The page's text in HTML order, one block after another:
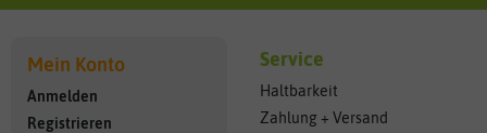
Mein Konto
Anmelden
Registrieren
Service
Haltbarkeit
Zahlung + Versand